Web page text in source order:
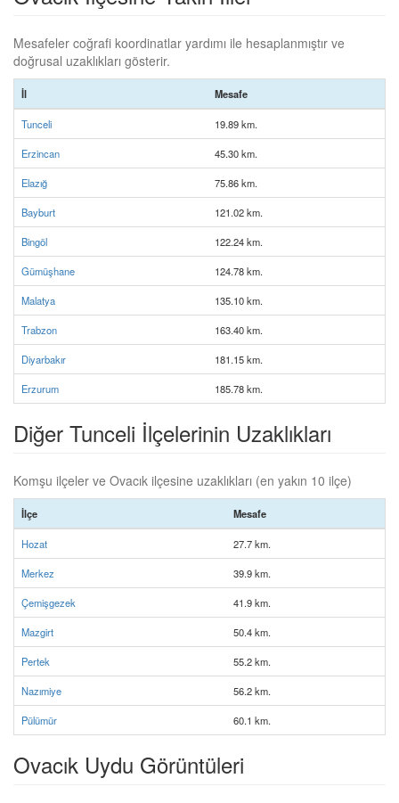
Mesafeler coğrafi koordinatlar yardımı ile hesaplanmıştır ve
doğrusal uzaklıkları gösterir.
İl Mesafe
Tunceli 19.89 km.
Erzincan 45.30 km.
Elazığ 75.86 km.
Bayburt 121.02 km.
Bingöl 122.24 km.
Gümüşhane 124.78 km.
Malatya 135.10 km.
Trabzon 163.40 km.
Diyarbakır 181.15 km.
Erzurum 185.78 km.
Diğer Tunceli İlçelerinin Uzaklıkları
Komşu ilçeler ve Ovacık ilçesine uzaklıkları (en yakın 10 ilçe)
İlçe Mesafe
Hozat 27.7 km.
Merkez 39.9 km.
Çemişgezek 41.9 km.
Mazgirt 50.4 km.
Pertek 55.2 km.
Nazımiye 56.2 km.
Pülümür 60.1 km.
Ovacık Uydu Görüntüleri